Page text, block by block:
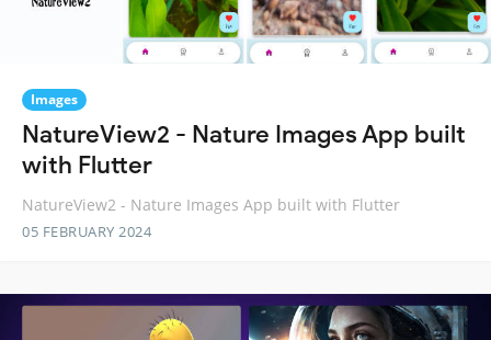
Images
NatureView2 - Nature Images App built
with Flutter
NatureView2 - Nature Images App built with Flutter
05 FEBRUARY 2024